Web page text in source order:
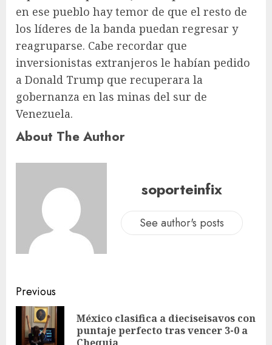
en ese pueblo hay temor de que el resto de
los líderes de la banda puedan regresar y
reagruparse. Cabe recordar que
inversionistas extranjeros le habían pedido
a Donald Trump que recuperara la
gobernanza en las minas del sur de
Venezuela.
About The Author
soporteinfix
See author's posts
Previous
México clasifica a dieciseisavos con
puntaje perfecto tras vencer 3-0 a